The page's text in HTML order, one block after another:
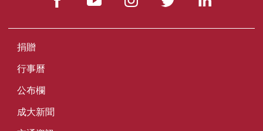
捐贈
行事曆
公布欄
成大新聞